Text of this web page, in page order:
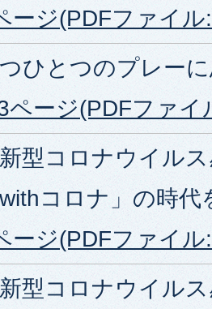
ージ(PDFファイ
ひとつのプレー
ページ(PDFファイ
新型コロナウイル
withコロナ」の時
ージ(PDFファイ
新型コロナウイル